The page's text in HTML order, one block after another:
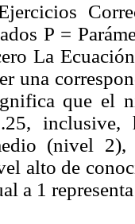
P =
La
una
que el
inclusive,
(nivel
alto de
a 1